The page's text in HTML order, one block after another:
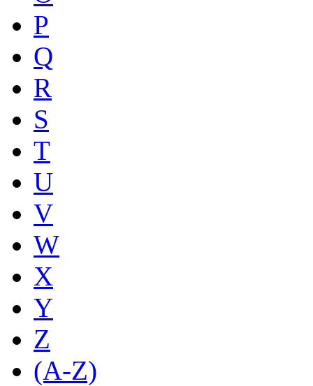
P
Q
R
S
T
U
V
W
X
Y
Z
(A-Z)